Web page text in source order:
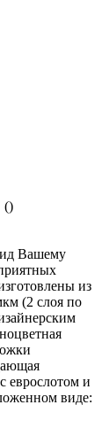
()
Вашему
из
(2 слоя по
еврослотом и
виде: